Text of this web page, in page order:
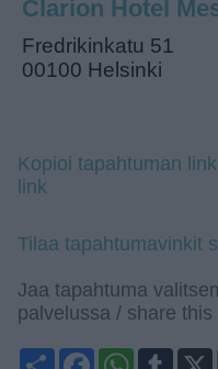
Clarion Hotel
Fredrikinkatu 51
00100 Helsinki
Kopioi tapahtuman
link
Tilaa tapahtumavinkit
Jaa tapahtuma
palvelussa / share this
ShareFacebook
WhatsApp